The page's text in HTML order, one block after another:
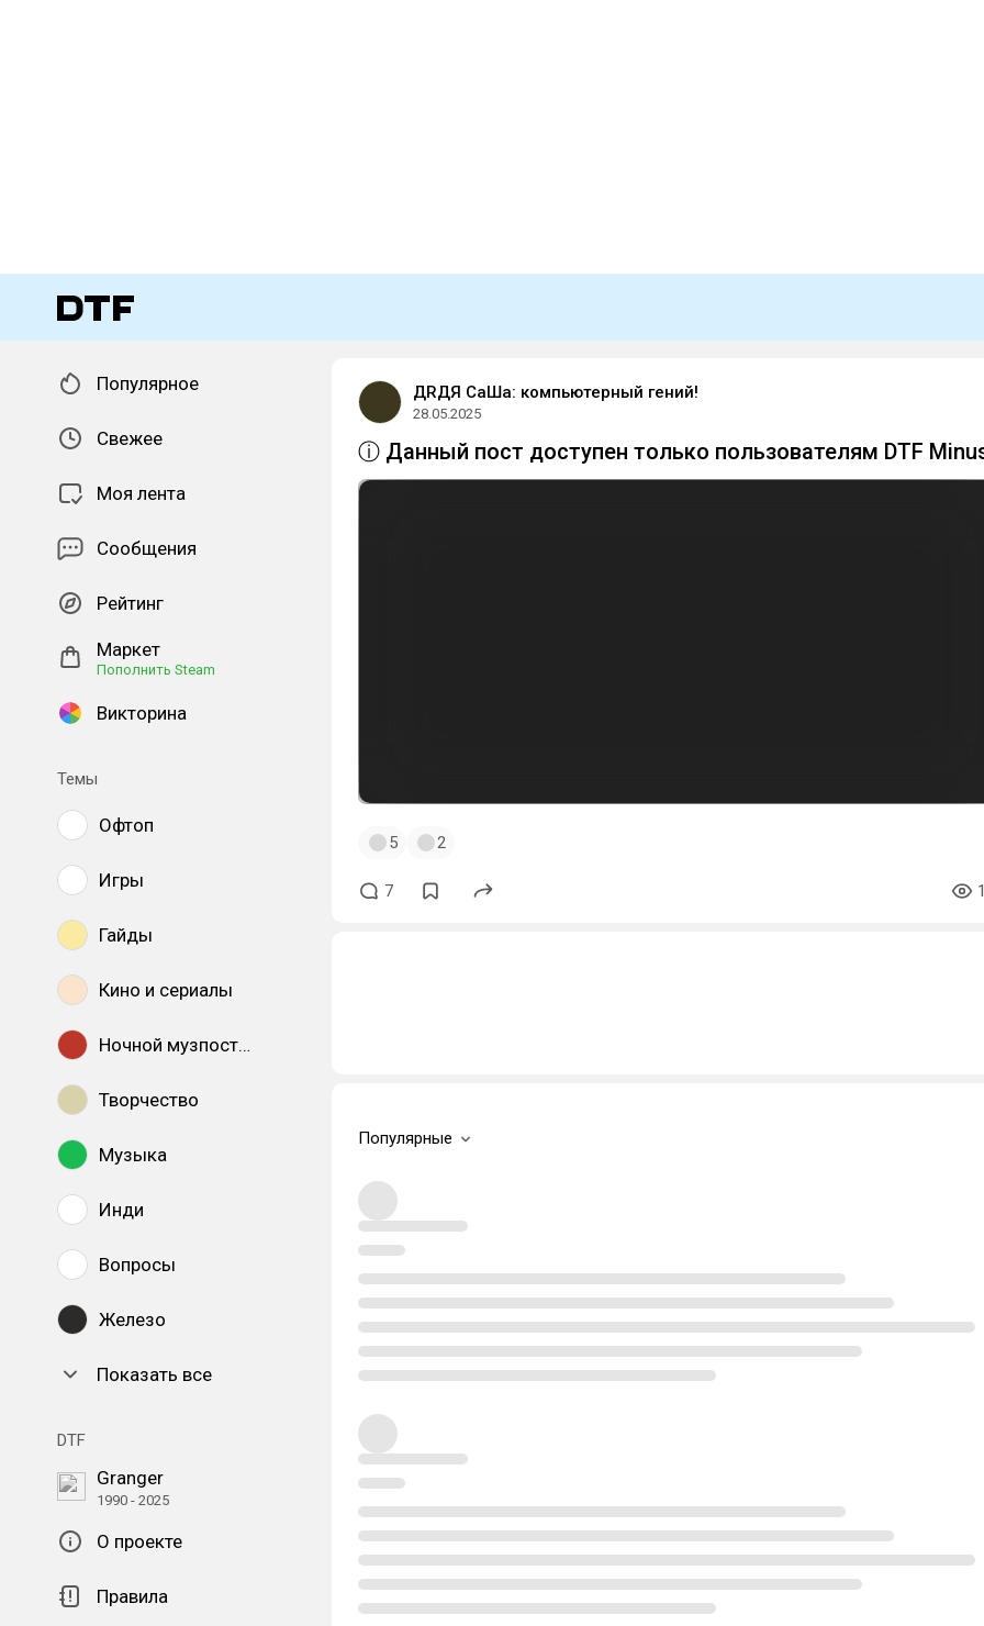
Популярное
Свежее
Моя лента
Сообщения
Рейтинг
Маркет
Пополнить Steam
Викторина
Темы
Офтоп
Игры
Гайды
Кино и сериалы
Ночной музпостинг
Творчество
Музыка
Инди
Вопросы
Железо
Показать все
DTF
Granger
1990 - 2025
О проекте
Правила
ДRДЯ СаШа: компьютерный гений!
28.05.2025
ⓘ Данный пост доступен только пользователям DTF
5 2
7
Популярные